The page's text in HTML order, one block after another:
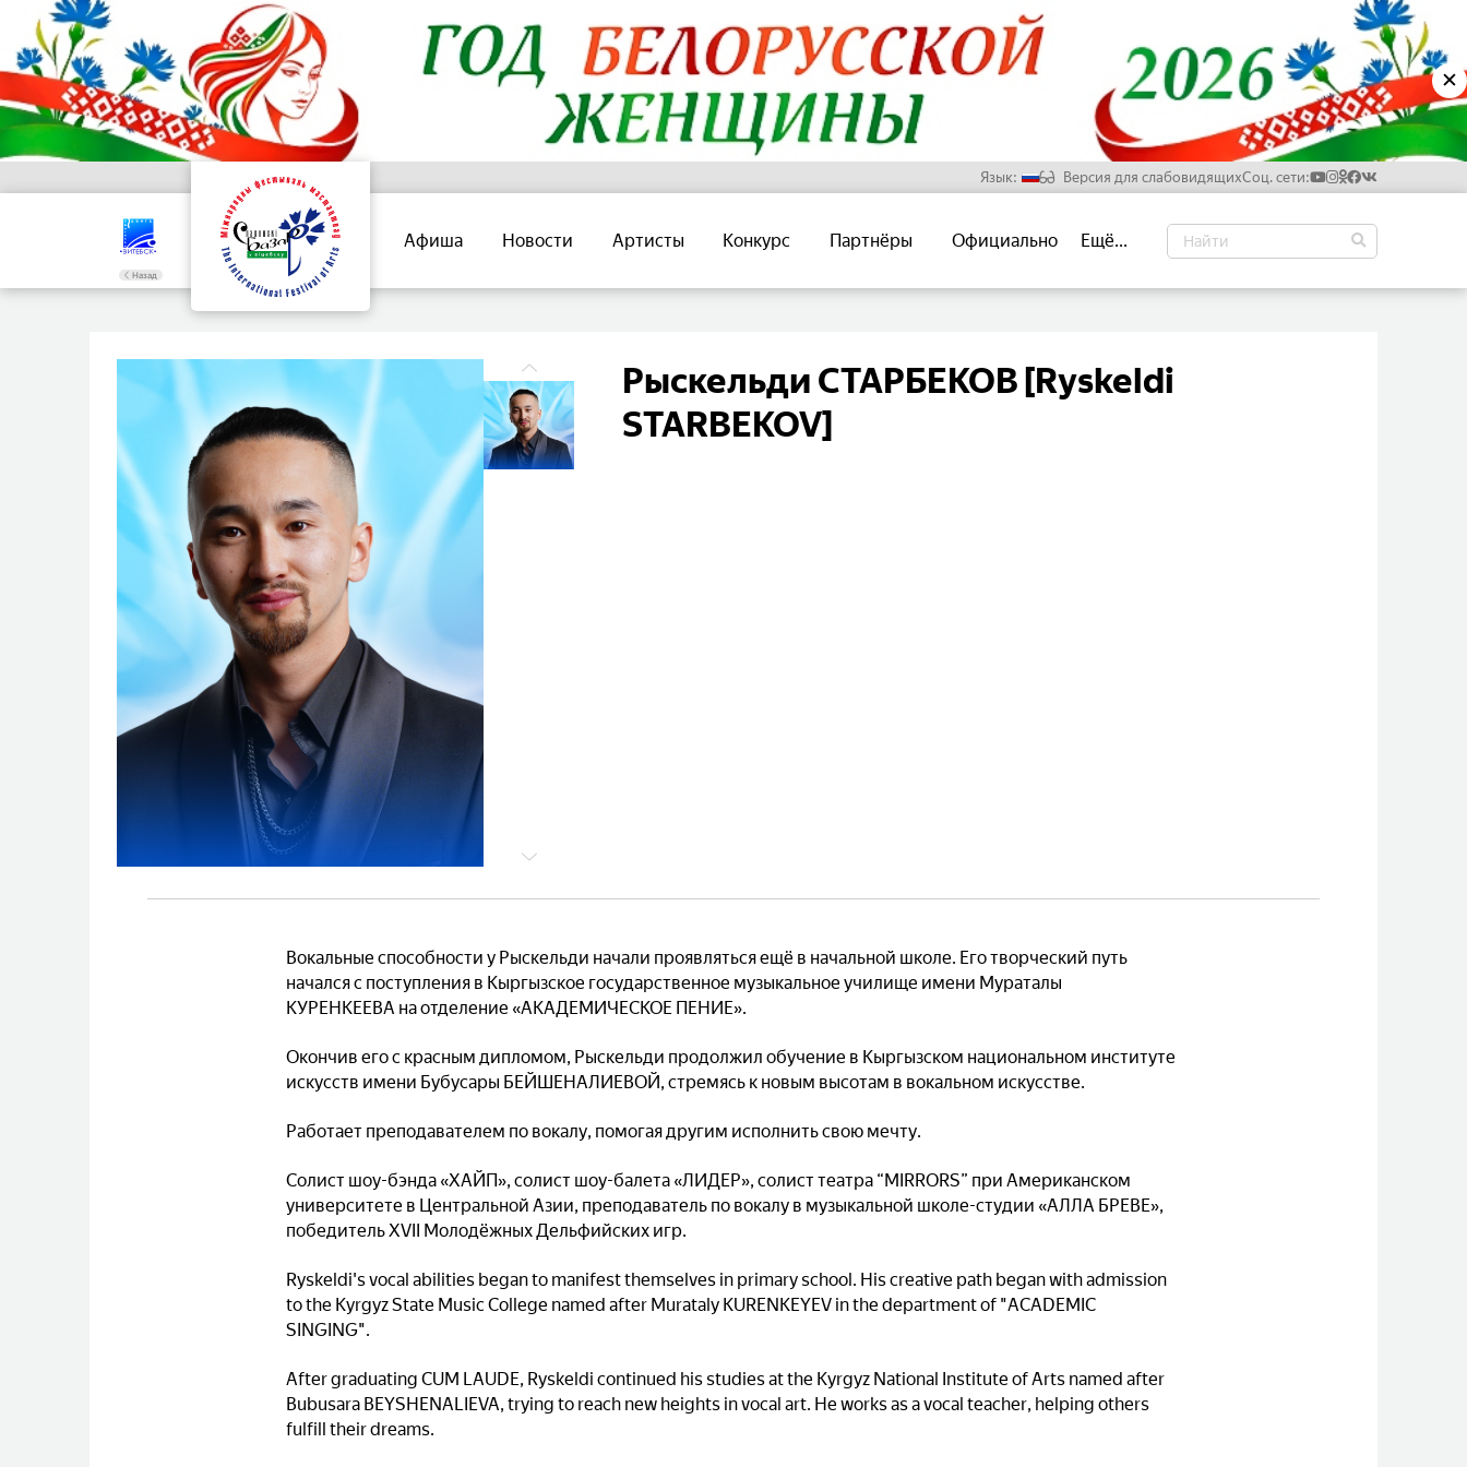
✕
Язык: Версия для слабовидящихСоц. сети:
Назад
Афиша Новости Артисты Конкурс Партнёры Официально Ещё...
Рыскельди СТАРБЕКОВ [Ryskeldi
STARBEKOV]
Вокальные способности у Рыскельди начали проявляться ещё в начальной школе. Его творческий путь
начался с поступления в Кыргызское государственное музыкальное училище имени Мураталы
КУРЕНКЕЕВА на отделение «АКАДЕМИЧЕСКОЕ ПЕНИЕ».
Окончив его с красным дипломом, Рыскельди продолжил обучение в Кыргызском национальном институте
искусств имени Бубусары БЕЙШЕНАЛИЕВОЙ, стремясь к новым высотам в вокальном искусстве.
Работает преподавателем по вокалу, помогая другим исполнить свою мечту.
Солист шоу-бэнда «ХАЙП», солист шоу-балета «ЛИДЕР», солист театра “MIRRORS” при Американском
университете в Центральной Азии, преподаватель по вокалу в музыкальной школе-студии «АЛЛА БРЕВЕ»,
победитель XVII Молодёжных Дельфийских игр.
Ryskeldi's vocal abilities began to manifest themselves in primary school. His creative path began with admission
to the Kyrgyz State Music College named after Murataly KURENKEYEV in the department of "ACADEMIC
SINGING".
After graduating CUM LAUDE, Ryskeldi continued his studies at the Kyrgyz National Institute of Arts named after
Bubusara BEYSHENALIEVA, trying to reach new heights in vocal art. He works as a vocal teacher, helping others
fulfill their dreams.